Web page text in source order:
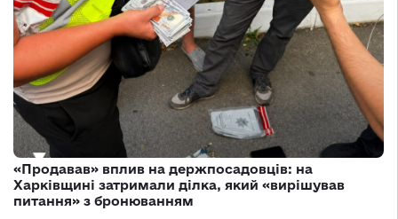
«Продавав» вплив на держпосадовців: на
Харківщині затримали ділка, який «вирішував
питання» з бронюванням